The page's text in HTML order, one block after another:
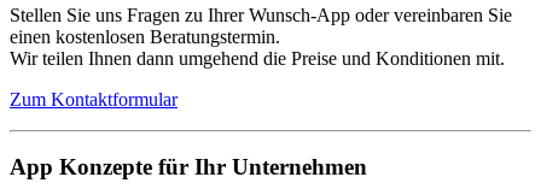
Stellen Sie uns Fragen zu Ihrer Wunsch-App oder vereinbaren Sie
einen kostenlosen Beratungstermin.
Wir teilen Ihnen dann umgehend die Preise und Konditionen mit.
Zum Kontaktformular
App Konzepte für Ihr Unternehmen